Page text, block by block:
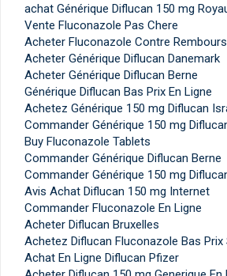
achat Générique Diflucan 150 mg
Vente Fluconazole Pas Chere
Acheter Fluconazole Contre
Acheter Générique Diflucan Danemark
Acheter Générique Diflucan Berne
Générique Diflucan Bas Prix En Ligne
Achetez Générique 150 mg Diflucan
Commander Générique 150 mg
Buy Fluconazole Tablets
Commander Générique Diflucan Berne
Commander Générique 150 mg
Avis Achat Diflucan 150 mg Internet
Commander Fluconazole En Ligne
Acheter Diflucan Bruxelles
Achetez Diflucan Fluconazole Bas Prix
Achat En Ligne Diflucan Pfizer